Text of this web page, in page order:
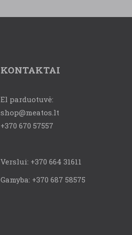
KONTAKTAI
El parduotuvė:
shop@meatos.lt
+370 670 57557
Verslui: +370 664 31611
Gamyba: +370 687 58575